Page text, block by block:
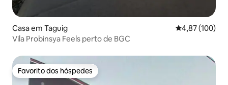
Casa em Taguig Classificação
4,87 (100)
Vila Probinsya Feels perto de BGC
Favorito dos hóspedes
Favorito dos hóspedes